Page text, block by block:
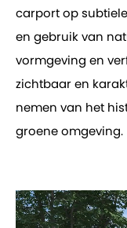
carport op
en gebruik van
vormgeving en
zichtbaar en
nemen van het
groene omgeving.